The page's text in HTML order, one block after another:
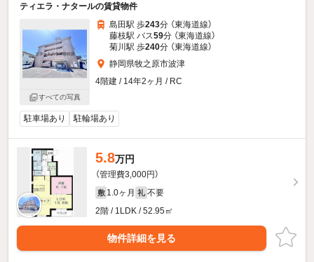
ティエラ・ナタールの賃貸物件
すべての写真
島田駅 歩243分 （東海道線）
藤枝駅 バス59分 （東海道線）
菊川駅 歩240分 （東海道線）
静岡県牧之原市波津
4階建 / 14年2ヶ月 / RC
駐車場あり 駐輪場あり
5.8万円
（管理費3,000円）
敷 1.0ヶ月 礼 不要
2階 / 1LDK / 52.95㎡
物件詳細を見る